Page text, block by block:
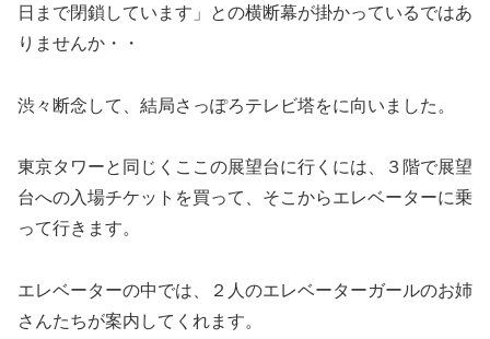
日まで閉鎖しています」との横断幕が掛かっているではあ
りませんか・・
渋々断念して、結局さっぽろテレビ塔をに向いました。
東京タワーと同じくここの展望台に行くには、３階で展望
台への入場チケットを買って、そこからエレベーターに乗
って行きます。
エレベーターの中では、２人のエレベーターガールのお姉
さんたちが案内してくれます。